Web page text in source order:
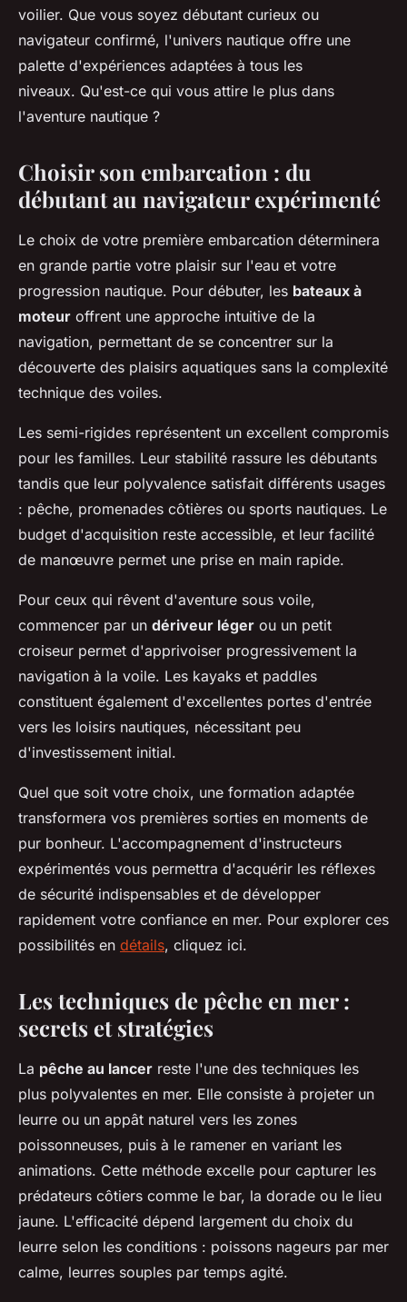
voilier. Que vous soyez débutant curieux ou
navigateur confirmé, l'univers nautique offre une
palette d'expériences adaptées à tous les
niveaux. Qu'est-ce qui vous attire le plus dans
l'aventure nautique ?
Choisir son embarcation : du
débutant au navigateur expérimenté
Le choix de votre première embarcation déterminera
en grande partie votre plaisir sur l'eau et votre
progression nautique. Pour débuter, les bateaux à
moteur offrent une approche intuitive de la
navigation, permettant de se concentrer sur la
découverte des plaisirs aquatiques sans la complexité
technique des voiles.
Les semi-rigides représentent un excellent compromis
pour les familles. Leur stabilité rassure les débutants
tandis que leur polyvalence satisfait différents usages
: pêche, promenades côtières ou sports nautiques. Le
budget d'acquisition reste accessible, et leur facilité
de manœuvre permet une prise en main rapide.
Pour ceux qui rêvent d'aventure sous voile,
commencer par un dériveur léger ou un petit
croiseur permet d'apprivoiser progressivement la
navigation à la voile. Les kayaks et paddles
constituent également d'excellentes portes d'entrée
vers les loisirs nautiques, nécessitant peu
d'investissement initial.
Quel que soit votre choix, une formation adaptée
transformera vos premières sorties en moments de
pur bonheur. L'accompagnement d'instructeurs
expérimentés vous permettra d'acquérir les réflexes
de sécurité indispensables et de développer
rapidement votre confiance en mer. Pour explorer ces
possibilités en détails, cliquez ici.
Les techniques de pêche en mer :
secrets et stratégies
La pêche au lancer reste l'une des techniques les
plus polyvalentes en mer. Elle consiste à projeter un
leurre ou un appât naturel vers les zones
poissonneuses, puis à le ramener en variant les
animations. Cette méthode excelle pour capturer les
prédateurs côtiers comme le bar, la dorade ou le lieu
jaune. L'efficacité dépend largement du choix du
leurre selon les conditions : poissons nageurs par mer
calme, leurres souples par temps agité.